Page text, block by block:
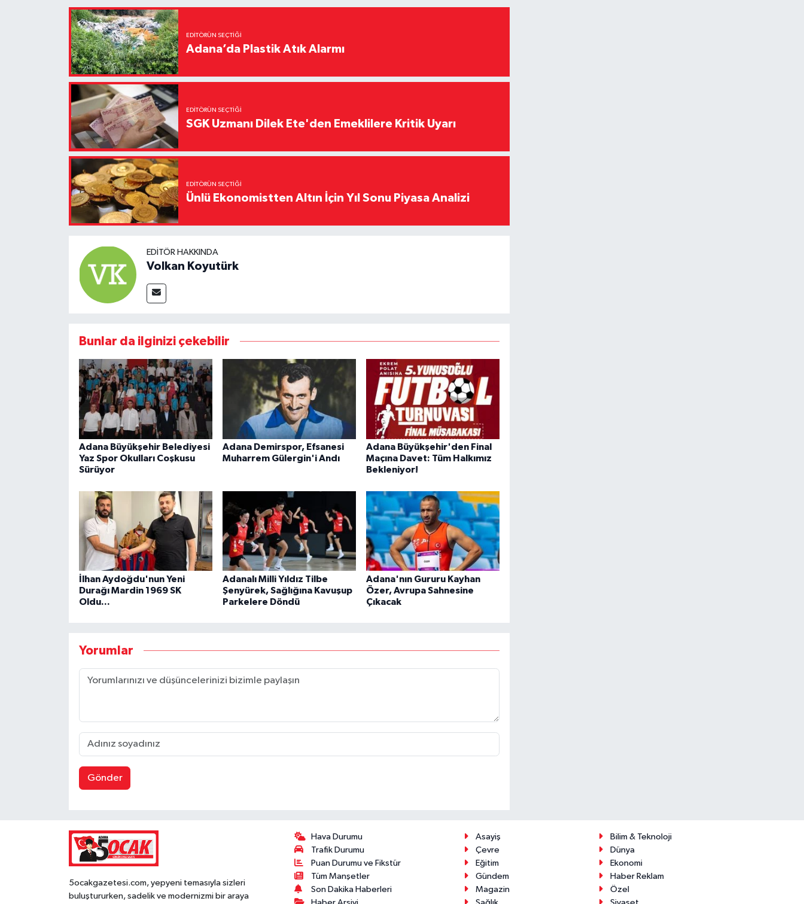
EDITÖRÜN SEÇTIĞI
Adana’da Plastik Atık Alarmı
EDITÖRÜN SEÇTIĞI
SGK Uzmanı Dilek Ete'den Emeklilere Kritik Uyarı
EDITÖRÜN SEÇTIĞI
Ünlü Ekonomistten Altın İçin Yıl Sonu Piyasa Analizi
EDITÖR HAKKINDA
Volkan Koyutürk
Bunlar da ilginizi çekebilir
Adana Büyükşehir Belediyesi
Yaz Spor Okulları Coşkusu
Sürüyor
Adana Demirspor, Efsanesi
Muharrem Gülergin'i Andı
Adana Büyükşehir'den Final
Maçına Davet: Tüm Halkımız
Bekleniyor!
İlhan Aydoğdu'nun Yeni
Durağı Mardin 1969 SK
Oldu...
Adanalı Milli Yıldız Tilbe
Şenyürek, Sağlığına Kavuşup
Parkelere Döndü
Adana'nın Gururu Kayhan
Özer, Avrupa Sahnesine
Çıkacak
Yorumlar
Gönder
5ocakgazetesi.com, yepyeni temasıyla sizleri
buluştururken, sadelik ve modernizmi bir araya
Hava Durumu
Trafik Durumu
Puan Durumu ve Fikstür
Tüm Manşetler
Son Dakika Haberleri
Asayiş
Bilim & Teknoloji
Çevre
Dünya
Eğitim
Ekonomi
Gündem
Haber Reklam
Magazin
Özel